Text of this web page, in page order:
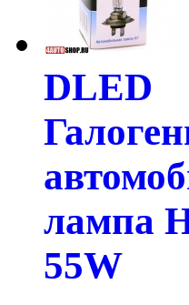
DLED
лампа
55W